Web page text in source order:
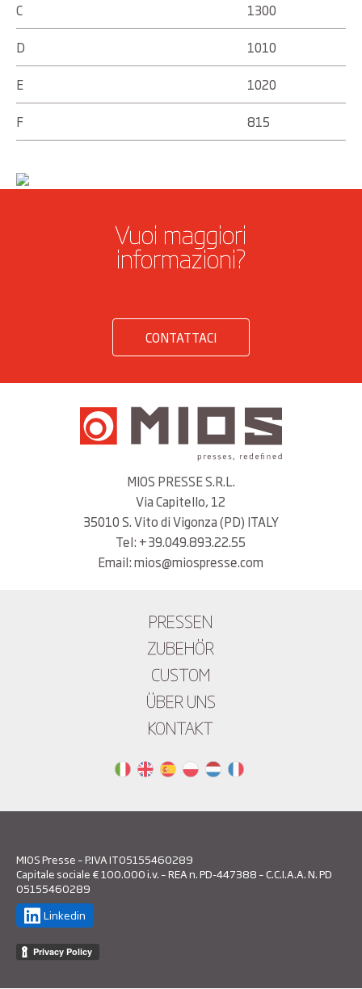
C
1300
D
1010
E
1020
F
815
Vuoi maggiori
informazioni?
CONTATTACI
MIOS PRESSE S.R.L.
Via Capitello, 12
35010 S. Vito di Vigonza (PD) ITALY
Tel: +39.049.893.22.55
Email: mios@miospresse.com
PRESSEN
ZUBEHÖR
CUSTOM
ÜBER UNS
KONTAKT
MIOS Presse – P.IVA IT05155460289
Capitale sociale € 100.000 i.v. – REA n. PD-447388 – C.C.I.A.A. N. PD
05155460289
Linkedin